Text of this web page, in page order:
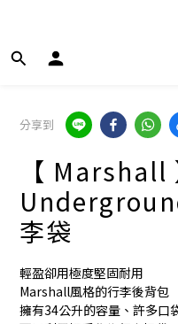
分享到
【 Marshall
李袋
輕盈卻用極度堅固耐用
Marshall風格的行李後背包
擁有34公升的容量、許多口